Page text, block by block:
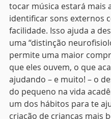
tocar música estará mais
identificar sons externos
facilidade. Isso ajuda a
uma “distinção
permite uma maior
que eles ouvem, o que
ajudando – e muito! – o
do pequeno na vida
um dos hábitos para te
criação de crianças mais